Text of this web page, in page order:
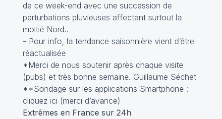
de ce week-end avec une succession de
perturbations pluvieuses affectant surtout la
moitié Nord..
- Pour info, la tendance saisonnière vient d‘être
réactualisée
*Merci de nous soutenir après chaque visite
(pubs) et très bonne semaine. Guillaume Séchet
**Sondage sur les applications Smartphone :
cliquez ici (merci d’avance)
Extrêmes en France sur 24h